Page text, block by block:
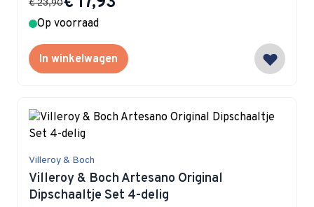
€ 23,90
Op voorraad
In winkelwagen
Villeroy & Boch
Villeroy & Boch Artesano Original
Dipschaaltje Set 4-delig